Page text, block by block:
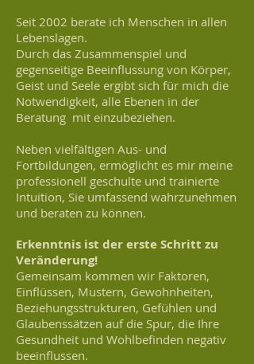
Seit 2002 berate ich Menschen in allen
Lebenslagen.
Durch das Zusammenspiel und
gegenseitige Beeinflussung von Körper,
Geist und Seele ergibt sich für mich die
Notwendigkeit, alle Ebenen in der
Beratung mit einzubeziehen.
Neben vielfältigen Aus- und
Fortbildungen, ermöglicht es mir meine
professionell geschulte und trainierte
Intuition, Sie umfassend wahrzunehmen
und beraten zu können.
Erkenntnis ist der erste Schritt zu
Veränderung!
Gemeinsam kommen wir Faktoren,
Einflüssen, Mustern, Gewohnheiten,
Beziehungsstrukturen, Gefühlen und
Glaubenssätzen auf die Spur, die Ihre
Gesundheit und Wohlbefinden negativ
beeinflussen.